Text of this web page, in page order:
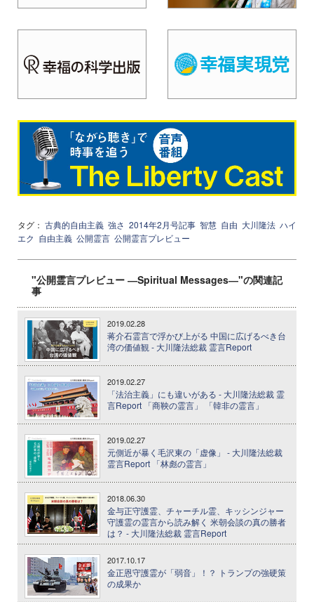
タグ： 古典的自由主義 強さ 2014年2月号記事 智慧 自由 大川隆法 ハイ
エク 自由主義 公開霊言 公開霊言プレビュー
"公開霊言プレビュー ―Spiritual Messages―"の関連記
事
2019.02.28
蒋介石霊言で浮かび上がる 中国に広げるべき台
湾の価値観 - 大川隆法総裁 霊言Report
2019.02.27
「法治主義」にも違いがある - 大川隆法総裁 霊
言Report 「商鞅の霊言」 「韓非の霊言」
2019.02.27
元側近が暴く毛沢東の「虚像」 - 大川隆法総裁
霊言Report 「林彪の霊言」
2018.06.30
金与正守護霊、チャーチル霊、キッシンジャー
守護霊の霊言から読み解く 米朝会談の真の勝者
は？ - 大川隆法総裁 霊言Report
2017.10.17
金正恩守護霊が「弱音」！？ トランプの強硬策
の成果か